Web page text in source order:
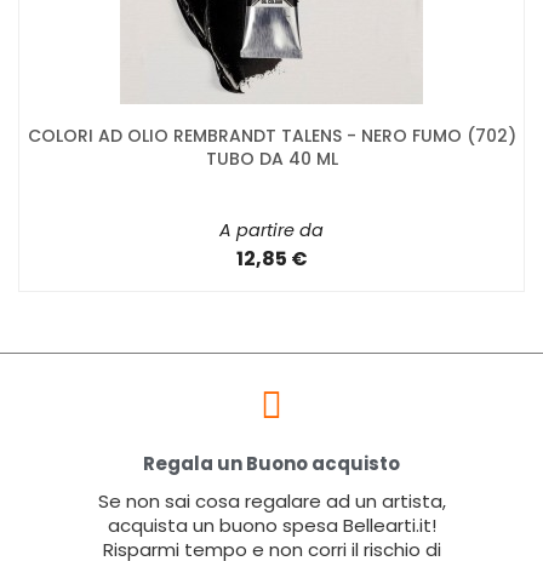
COLORI AD OLIO REMBRANDT TALENS - NERO FUMO (702)
TUBO DA 40 ML
A partire da
12,85 €
Regala un Buono acquisto
Se non sai cosa regalare ad un artista,
acquista un buono spesa Bellearti.it!
Risparmi tempo e non corri il rischio di